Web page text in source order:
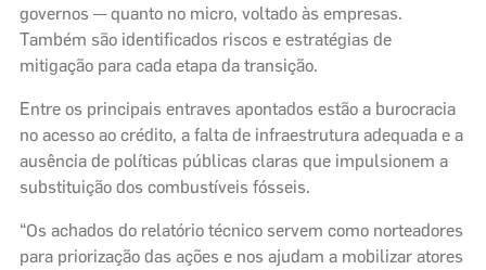
governos — quanto no micro, voltado às empresas.
Também são identificados riscos e estratégias de
mitigação para cada etapa da transição.
Entre os principais entraves apontados estão a burocracia
no acesso ao crédito, a falta de infraestrutura adequada e a
ausência de políticas públicas claras que impulsionem a
substituição dos combustíveis fósseis.
“Os achados do relatório técnico servem como norteadores
para priorização das ações e nos ajudam a mobilizar atores